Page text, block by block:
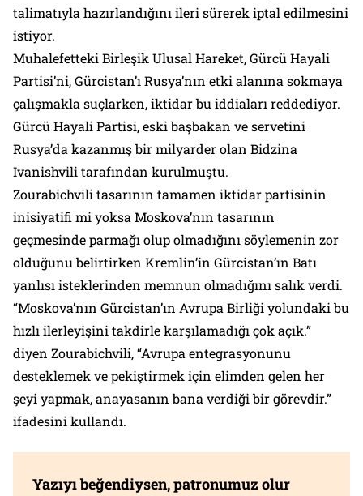
talimatıyla hazırlandığını ileri sürerek iptal edilmesini
istiyor.
Muhalefetteki Birleşik Ulusal Hareket, Gürcü Hayali
Partisi’ni, Gürcistan’ı Rusya’nın etki alanına sokmaya
çalışmakla suçlarken, iktidar bu iddiaları reddediyor.
Gürcü Hayali Partisi, eski başbakan ve servetini
Rusya’da kazanmış bir milyarder olan Bidzina
Ivanishvili tarafından kurulmuştu.
Zourabichvili tasarının tamamen iktidar partisinin
inisiyatifi mi yoksa Moskova’nın tasarının
geçmesinde parmağı olup olmadığını söylemenin zor
olduğunu belirtirken Kremlin’in Gürcistan’ın Batı
yanlısı isteklerinden memnun olmadığını salık verdi.
“Moskova’nın Gürcistan’ın Avrupa Birliği yolundaki bu
hızlı ilerleyişini takdirle karşılamadığı çok açık.”
diyen Zourabichvili, “Avrupa entegrasyonunu
desteklemek ve pekiştirmek için elimden gelen her
şeyi yapmak, anayasanın bana verdiği bir görevdir.”
ifadesini kullandı.
Yazıyı beğendiysen, patronumuz olur